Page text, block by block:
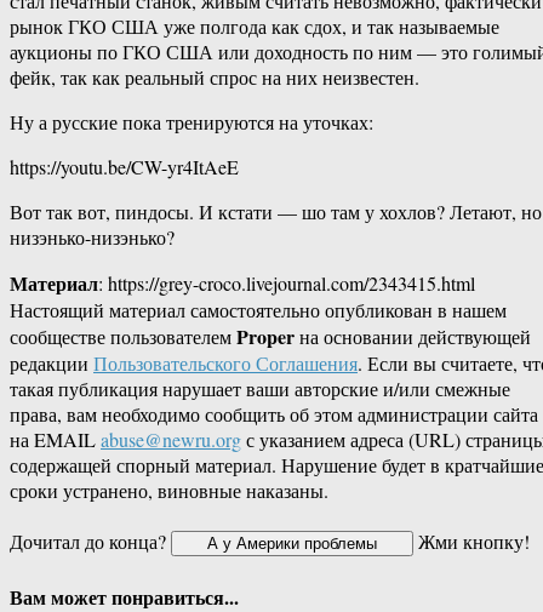
рынок ГКО США уже полгода как сдох, и так называемые
аукционы по ГКО США или доходность по ним — это
фейк, так как реальный спрос на них неизвестен.
Ну а русские пока тренируются на уточках:
https://youtu.be/CW-yr4ItAeE
Вот так вот, пиндосы. И кстати — шо там у хохлов? Летают, но
низэнько-низэнько?
Материал: https://grey-croco.livejournal.com/2343415.html
Настоящий материал самостоятельно опубликован в нашем
сообществе пользователемProperна основании действующей
редакции Пользовательского Соглашения. Если вы считаете,
такая публикация нарушает ваши авторские и/или смежные
права, вам необходимо сообщить об этом администрации сайта
на EMAILabuse@newru.orgс указанием адреса (URL)
содержащей спорный материал. Нарушение будет в кратчайшие
сроки устранено, виновные наказаны.
Дочитал до конца?
Жми кнопку!
Вам может понравиться...